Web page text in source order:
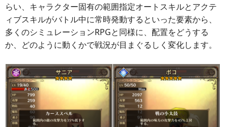
らい、キャラクター固有の範囲指定オートスキルとアクテ
ィブスキルがバトル中に常時発動するといった要素から、
多くのシミュレーションRPGと同様に、配置をどうする
か、どのように動くかで戦況が目まぐるしく変化します。